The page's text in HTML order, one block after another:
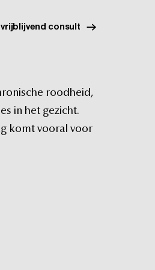
vrijblijvend consult
roodheid,
in het gezicht.
komt vooral voor